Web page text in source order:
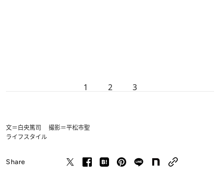
1 2 3
文＝白央篤司 撮影＝平松市聖
ライフスタイル
Share